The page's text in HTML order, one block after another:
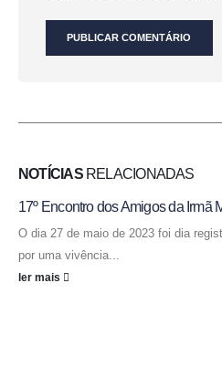
NOTÍCIASRELACIONADAS
17º Encontro dos Amigos da Irmã
O dia 27 de maio de 2023 foi dia
por uma vivência...
ler mais